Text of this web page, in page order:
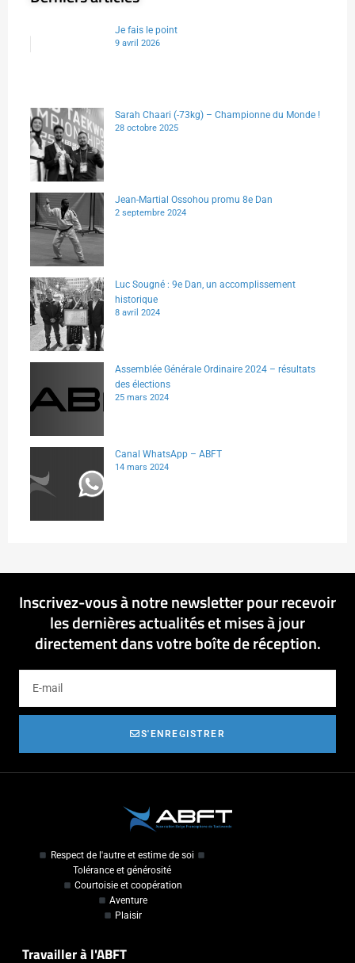
Je fais le point
9 avril 2026
Sarah Chaari (-73kg) – Championne du Monde !
28 octobre 2025
Jean-Martial Ossohou promu 8e Dan
2 septembre 2024
Luc Sougné : 9e Dan, un accomplissement
historique
8 avril 2024
Assemblée Générale Ordinaire 2024 – résultats
des élections
25 mars 2024
Canal WhatsApp – ABFT
14 mars 2024
Inscrivez-vous à notre newsletter pour recevoir
les dernières actualités et mises à jour
directement dans votre boîte de réception.
S'ENREGISTRER
Respect de l'autre et estime de soi
Tolérance et générosité
Courtoisie et coopération
Aventure
Plaisir
Travailler à l'ABFT